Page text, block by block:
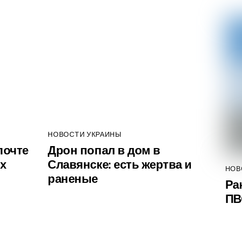
НОВОСТИ УКРАИНЫ
Дрон попал в дом в
Славянске: есть жертва и
раненые